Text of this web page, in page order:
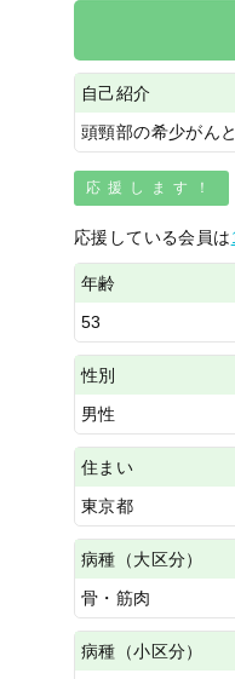
自己紹介
頭頸部の希少がん
応援します！
応援している会員は
年齢
53
性別
男性
住まい
東京都
病種（大区分）
骨・筋肉
病種（小区分）